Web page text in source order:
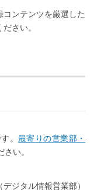
ンテンツを厳選した
さい。
。 最寄りの営業部・
い。
（デジタル情報営業部）